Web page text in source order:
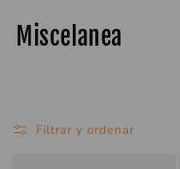
C
e
Miscelanea
Filtrar y ordenar